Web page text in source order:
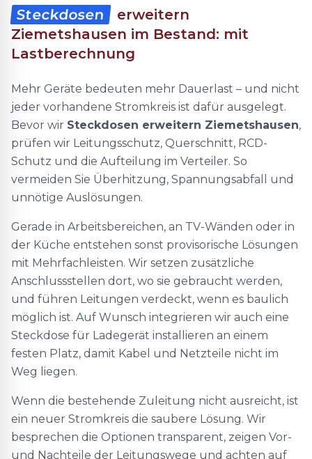
Steckdosen
erweitern
Ziemetshausen im Bestand: mit
Lastberechnung
Mehr Geräte bedeuten mehr Dauerlast – und nicht
jeder vorhandene Stromkreis ist dafür ausgelegt.
Bevor wir Steckdosen erweitern Ziemetshausen,
prüfen wir Leitungsschutz, Querschnitt, RCD-
Schutz und die Aufteilung im Verteiler. So
vermeiden Sie Überhitzung, Spannungsabfall und
unnötige Auslösungen.
Gerade in Arbeitsbereichen, an TV-Wänden oder in
der Küche entstehen sonst provisorische Lösungen
mit Mehrfachleisten. Wir setzen zusätzliche
Anschlussstellen dort, wo sie gebraucht werden,
und führen Leitungen verdeckt, wenn es baulich
möglich ist. Auf Wunsch integrieren wir auch eine
Steckdose für Ladegerät installieren an einem
festen Platz, damit Kabel und Netzteile nicht im
Weg liegen.
Wenn die bestehende Zuleitung nicht ausreicht, ist
ein neuer Stromkreis die saubere Lösung. Wir
besprechen die Optionen transparent, zeigen Vor-
und Nachteile der Leitungswege und achten auf